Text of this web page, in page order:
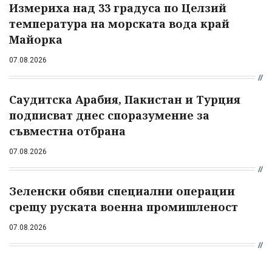
Измериха над 33 градуса по Целзий
температура на морската вода край
Майорка
07.08.2026
Саудитска Арабия, Пакистан и Турция
подписват днес споразумение за
съвместна отбрана
07.08.2026
Зеленски обяви специални операции
срещу руската военна промишленост
07.08.2026